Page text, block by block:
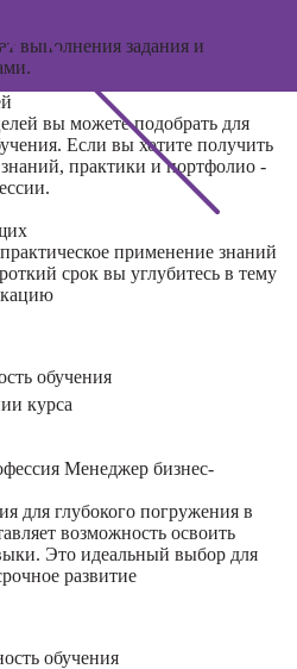
выполнения задания и
вы можете подобрать для
Если вы хотите получить
практики и портфолио -
применение знаний
срок вы углубитесь в тему
обучения
курса
Менеджер бизнес-
для глубокого погружения в
возможность освоить
Это идеальный выбор для
развитие
обучения